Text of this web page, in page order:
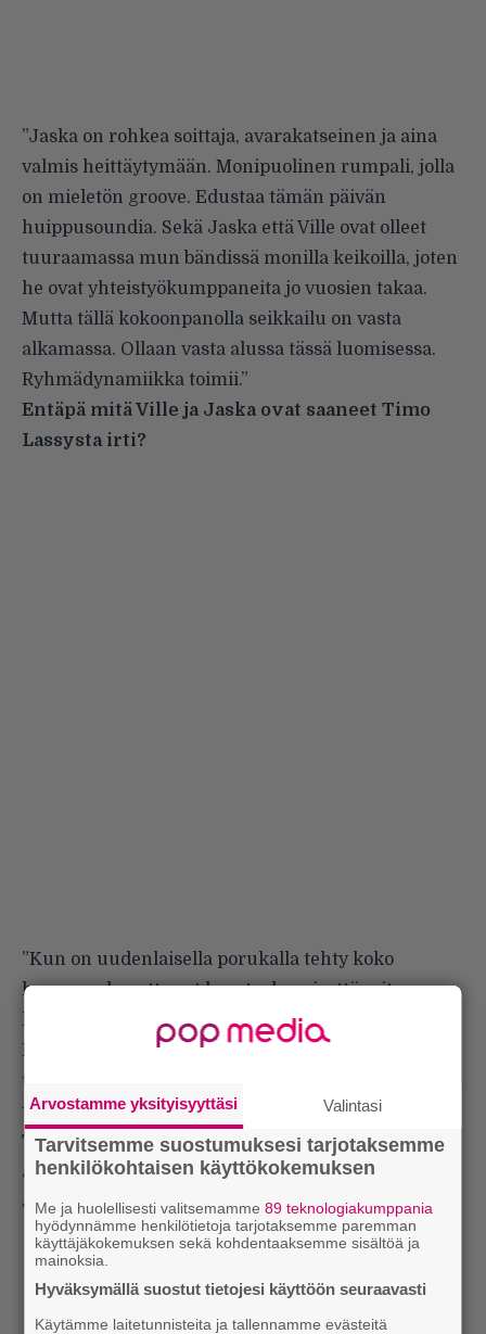
”Jaska on rohkea soittaja, avarakatseinen ja aina
valmis heittäytymään. Monipuolinen rumpali, jolla
on mieletön groove. Edustaa tämän päivän
huippusoundia. Sekä Jaska että Ville ovat olleet
tuuraamassa mun bändissä monilla keikoilla, joten
he ovat yhteistyökumppaneita jo vuosien takaa.
Mutta tällä kokoonpanolla seikkailu on vasta
alkamassa. Ollaan vasta alussa tässä luomisessa.
Ryhmädynamiikka toimii.”
Entäpä mitä Ville ja Jaska ovat saaneet Timo
Lassysta irti?
”Kun on uudenlaisella porukalla tehty koko
homma, olen ottanut haasteekseni, että miten
liidaan tällaista kokoonpanoa ja rakennan visiota.
Haluan laajentaa omaa soundia ja kehittyä
taiteilijana. Se ei ole itsestäänselvyys, että asiat vain
tapahtuvat.”
Tämä taitaa olla ensimmäinen nimeäsi kantava
albumi, jolla ei ole Teppo Mäkynen rummuissa.
Jouduitko pyytämään lupalappua?
Arvostamme yksityisyyttäsi Valintasi
Tarvitsemme suostumuksesi tarjotaksemme
henkilökohtaisen käyttökokemuksen
Me ja huolellisesti valitsemamme89 teknologiakumppania
hyödynnämme henkilötietoja tarjotaksemme paremman
käyttäjäkokemuksen sekä kohdentaaksemme sisältöä ja
mainoksia.
Hyväksymällä suostut tietojesi käyttöön seuraavasti
Käytämme laitetunnisteita ja tallennamme evästeitä